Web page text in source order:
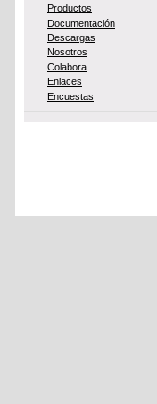
Productos
Documentación
Descargas
Nosotros
Colabora
Enlaces
Encuestas